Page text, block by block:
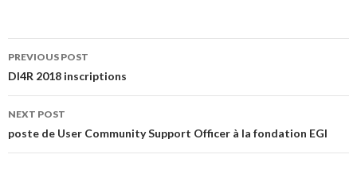
Post
navigation
PREVIOUS POST
DI4R 2018 inscriptions
NEXT POST
poste de User Community Support Officer à la fondation EGI